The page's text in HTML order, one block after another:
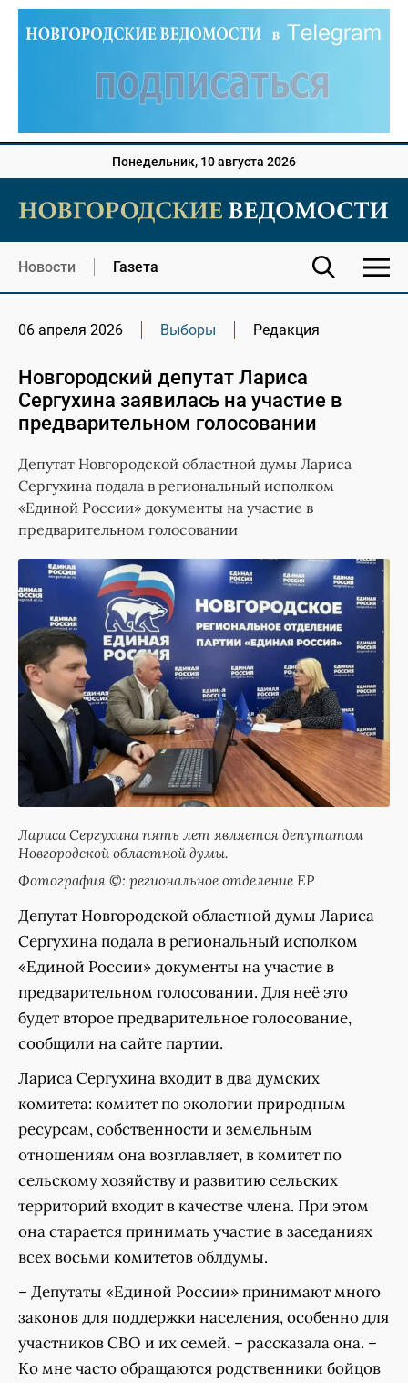
Понедельник, 10 августа 2026
Новости Газета
06 апреля 2026 Выборы Редакция
Новгородский депутат Лариса
Сергухина заявилась на участие в
предварительном голосовании
Депутат Новгородской областной думы Лариса
Сергухина подала в региональный исполком
«Единой России» документы на участие в
предварительном голосовании
Лариса Сергухина пять лет является депутатом
Новгородской областной думы.
Фотография ©: региональное отделение ЕР
Депутат Новгородской областной думы Лариса
Сергухина подала в региональный исполком
«Единой России» документы на участие в
предварительном голосовании. Для неё это
будет второе предварительное голосование,
сообщили на сайте партии.
Лариса Сергухина входит в два думских
комитета: комитет по экологии природным
ресурсам, собственности и земельным
отношениям она возглавляет, в комитет по
сельскому хозяйству и развитию сельских
территорий входит в качестве члена. При этом
она старается принимать участие в заседаниях
всех восьми комитетов облдумы.
– Депутаты «Единой России» принимают много
законов для поддержки населения, особенно для
участников СВО и их семей, – рассказала она. –
Ко мне часто обращаются родственники бойцов